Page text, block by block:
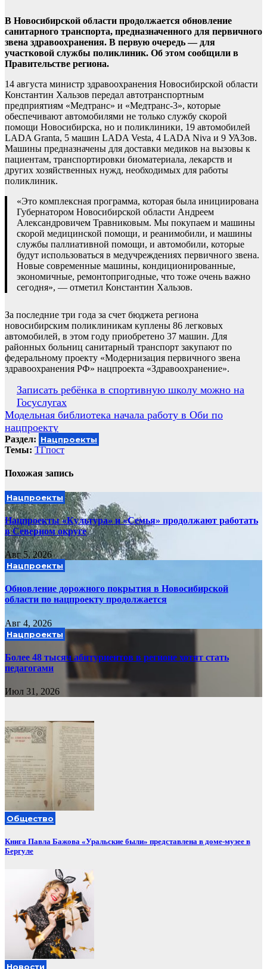
В Новосибирской области продолжается обновление
санитарного транспорта, предназначенного для первичного
звена здравоохранения. В первую очередь — для
участковой службы поликлиник. Об этом сообщили в
Правительстве региона.
14 августа министр здравоохранения Новосибирской области
Константин Хальзов передал автотранспортным
предприятиям «Медтранс» и «Медтранс-3», которые
обеспечивают автомобилями не только службу скорой
помощи Новосибирска, но и поликлиники, 19 автомобилей
LADA Granta, 5 машин LADA Vesta, 4 LADA Niva и 9 УАЗов.
Машины предназначены для доставки медиков на вызовы к
пациентам, транспортировки биоматериала, лекарств и
других хозяйственных нужд, необходимых для работы
поликлиник.
«Это комплексная программа, которая была инициирована
Губернатором Новосибирской области Андреем
Александровичем Травниковым. Мы покупаем и машины
скорой медицинской помощи, и реанимобили, и машины
службы паллиативной помощи, и автомобили, которые
будут использоваться в медучреждениях первичного звена.
Новые современные машины, кондиционированные,
экономичные, ремонтопригодные, что тоже очень важно
сегодня», — отметил Константин Хальзов.
За последние три года за счет бюджета региона
новосибирским поликлиникам куплены 86 легковых
автомобилей, в этом году приобретено 37 машин. Для
районных больниц санитарный транспорт закупают по
федеральному проекту «Модернизация первичного звена
здравоохранения РФ» нацпроекта «Здравоохранение».
Навигация
по
записям
Записать ребёнка в спортивную школу можно на
Госуслугах
Модельная библиотека начала работу в Оби по
нацпроекту
Раздел: Нацпроекты
Темы: ТГпост
Похожая запись
Нацпроекты
Нацпроекты «Культура» и «Семья» продолжают работать
в Северном округе
Авг 5, 2026
Нацпроекты
Обновление дорожного покрытия в Новосибирской
области по нацпроекту продолжается
Авг 4, 2026
Нацпроекты
Более 48 тысяч абитуриентов в регионе хотят стать
педагогами
Июл 31, 2026
Общество
Книга Павла Бажова «Уральские были» представлена в доме-музее в
Бергуле
Новости